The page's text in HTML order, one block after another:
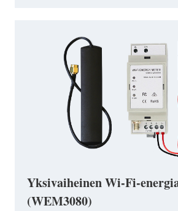
Yksivaiheinen Wi-Fi-
(WEM3080)